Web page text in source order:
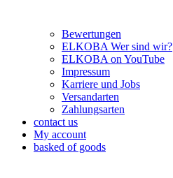
Bewertungen
ELKOBA Wer sind wir?
ELKOBA on YouTube
Impressum
Karriere und Jobs
Versandarten
Zahlungsarten
contact us
My account
basked of goods